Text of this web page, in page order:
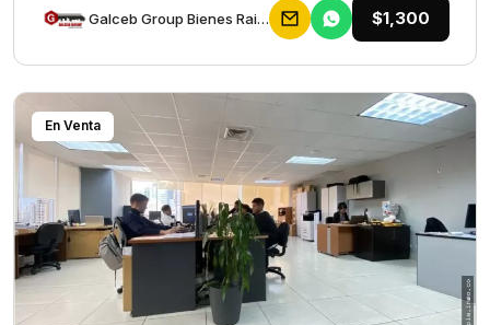
Galceb Group Bienes Raices $1,300
En Venta